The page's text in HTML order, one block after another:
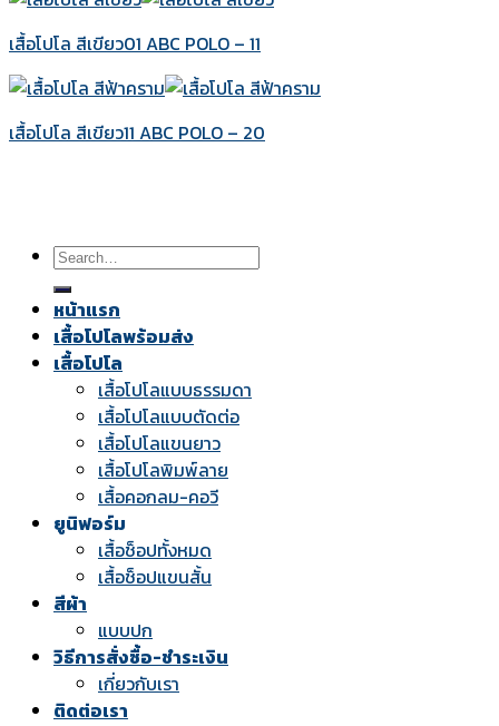
เสื้อโปโล สีเขียว01 ABC POLO – 11
เสื้อโปโล สีเขียว11 ABC POLO – 20
Search
for:
หน้าแรก
เสื้อโปโลพร้อมส่ง
เสื้อโปโล
เสื้อโปโลแบบธรรมดา
เสื้อโปโลแบบตัดต่อ
เสื้อโปโลแขนยาว
เสื้อโปโลพิมพ์ลาย
เสื้อคอกลม-คอวี
ยูนิฟอร์ม
เสื้อช็อปทั้งหมด
เสื้อช็อปแขนสั้น
สีผ้า
แบบปก
วิธีการสั่งซื้อ-ชำระเงิน
เกี่ยวกับเรา
ติดต่อเรา